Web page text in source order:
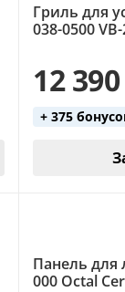
Гриль для
038-0500
12
+ 375
Панель для
000 Octal